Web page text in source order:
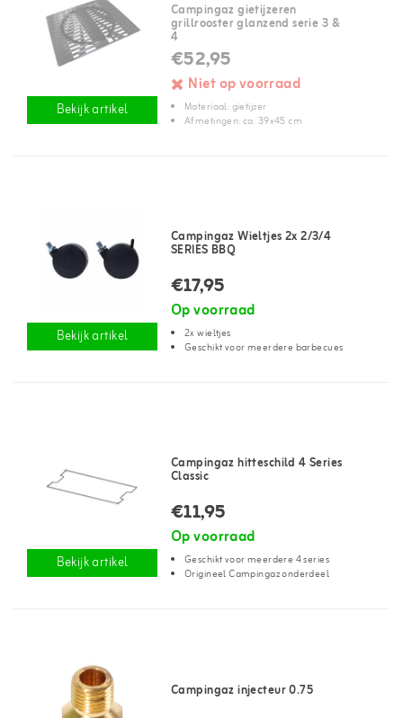
Bekijk artikel
Campingaz gietijzeren
grillrooster glanzend serie 3 &
4
€52,95
Niet op voorraad
Materiaal: gietijzer
Afmetingen: ca. 39x45 cm
Bekijk artikel
Campingaz Wieltjes 2x 2/3/4
SERIES BBQ
€17,95
Op voorraad
2x wieltjes
Geschikt voor meerdere barbecues
Bekijk artikel
Campingaz hitteschild 4 Series
Classic
€11,95
Op voorraad
Geschikt voor meerdere 4 series
Origineel Campingaz onderdeel
Campingaz injecteur 0.75